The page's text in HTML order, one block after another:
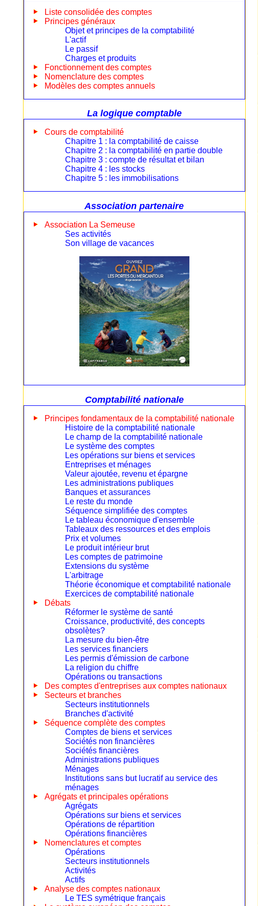
Liste consolidée des comptes
Principes généraux
Objet et principes de la comptabilité
L'actif
Le passif
Charges et produits
Fonctionnement des comptes
Nomenclature des comptes
Modèles des comptes annuels
La logique comptable
Cours de comptabilité
Chapitre 1 : la comptabilité de caisse
Chapitre 2 : la comptabilité en partie double
Chapitre 3 : compte de résultat et bilan
Chapitre 4 : les stocks
Chapitre 5 : les immobilisations
Association partenaire
Association La Semeuse
Ses activités
Son village de vacances
Comptabilité nationale
Principes fondamentaux de la comptabilité nationale
Histoire de la comptabilité nationale
Le champ de la comptabilité nationale
Le système des comptes
Les opérations sur biens et services
Entreprises et ménages
Valeur ajoutée, revenu et épargne
Les administrations publiques
Banques et assurances
Le reste du monde
Séquence simplifiée des comptes
Le tableau économique d'ensemble
Tableaux des ressources et des emplois
Prix et volumes
Le produit intérieur brut
Les comptes de patrimoine
Extensions du système
L'arbitrage
Théorie économique et comptabilité nationale
Exercices de comptabilité nationale
Débats
Réformer le système de santé
Croissance, productivité, des concepts
obsolètes?
La mesure du bien-être
Les services financiers
Les permis d'émission de carbone
La religion du chiffre
Opérations ou transactions
Des comptes d'entreprises aux comptes nationaux
Secteurs et branches
Secteurs institutionnels
Branches d'activité
Séquence complète des comptes
Comptes de biens et services
Sociétés non financières
Sociétés financières
Administrations publiques
Ménages
Institutions sans but lucratif au service des
ménages
Agrégats et principales opérations
Agrégats
Opérations sur biens et services
Opérations de répartition
Opérations financières
Nomenclatures et comptes
Opérations
Secteurs institutionnels
Activités
Actifs
Analyse des comptes nationaux
Le TES symétrique français